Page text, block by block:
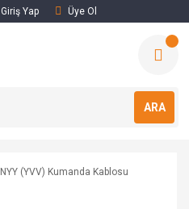
Giriş Yap Üye Ol
ARA